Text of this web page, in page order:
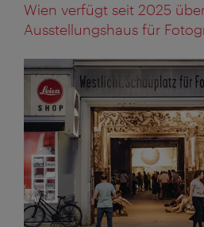
Wien verfügt seit 2025
Ausstellungshaus für